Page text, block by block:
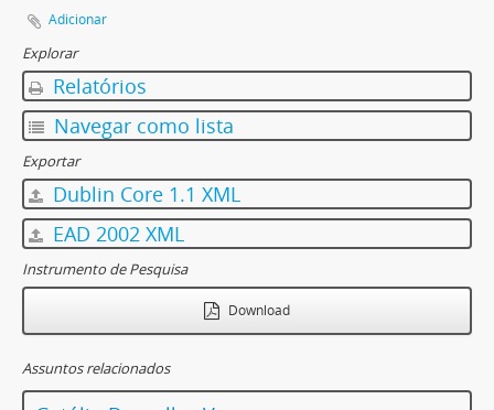
Adicionar
Explorar
Relatórios
Navegar como lista
Exportar
Dublin Core 1.1 XML
EAD 2002 XML
Instrumento de Pesquisa
Download
Assuntos relacionados